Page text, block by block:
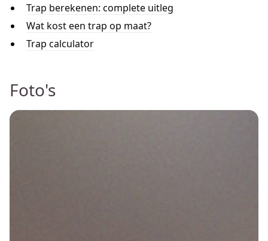
Trap berekenen: complete uitleg
Wat kost een trap op maat?
Trap calculator
Foto's